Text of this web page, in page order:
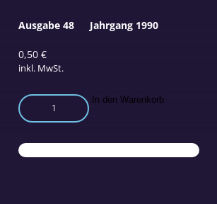
0,50€
inkl. MwSt.
Impuls-
und
der
dritte
In den Warenkorb
Ausgabe 48 Jahrgang 1990